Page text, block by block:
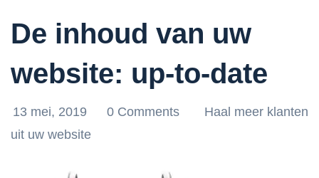
De inhoud van uw
website: up-to-date
13 mei, 2019 0 Comments
Haal meer klanten
uit uw website